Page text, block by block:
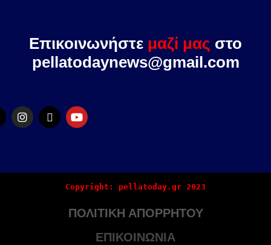
Επικοινωνήστε μαζί μας στο
pellatodaynews@gmail.com
Copyright: pellatoday.gr 2023
ΠΟΛΙΤΙΚΗ ΑΠΟΡΡΗΤΟΥ
ΕΠΙΚΟΙΝΩΝΙΑ